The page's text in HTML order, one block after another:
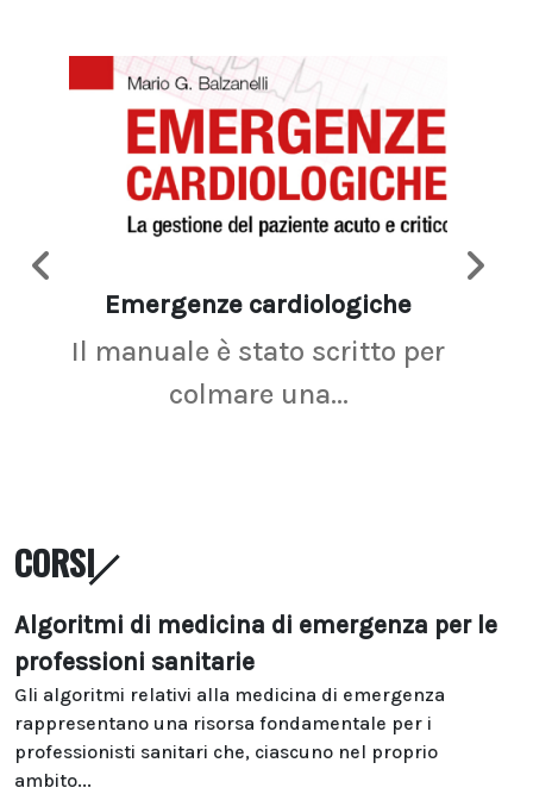
Emergenze cardiologiche
Il manuale è stato scritto per
colmare una...
CORSI
Algoritmi di medicina di emergenza per le
professioni sanitarie
Gli algoritmi relativi alla medicina di emergenza
rappresentano una risorsa fondamentale per i
professionisti sanitari che, ciascuno nel proprio
ambito...